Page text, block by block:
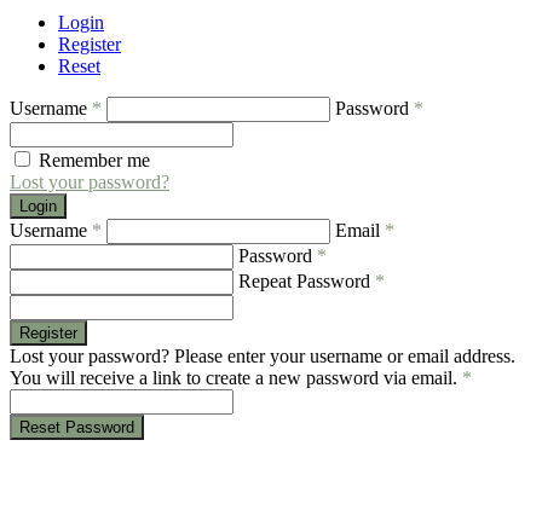
Login
Register
Reset
Username * Password *
Remember me
Lost your password?
Login
Username * Email *
Password *
Repeat Password *
Register
Lost your password? Please enter your username or email address.
You will receive a link to create a new password via email. *
Reset Password